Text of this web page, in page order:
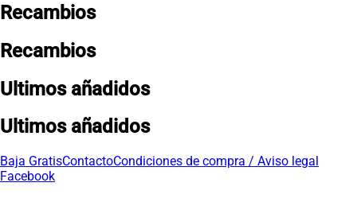
Recambios
Recambios
Ultimos añadidos
Ultimos añadidos
Baja GratisContactoCondiciones de compra / Aviso legal
Facebook